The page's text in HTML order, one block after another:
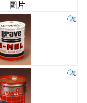
圖片